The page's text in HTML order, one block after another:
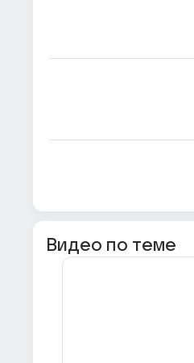
Видео по теме